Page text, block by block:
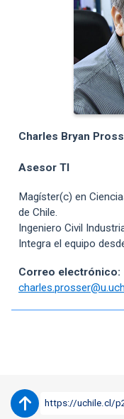
Charles Bryan
Asesor TI
Magíster(c) en
de Chile.
Ingeniero Civil
Integra el equipo
Correo electrónico:
https://uchile.cl/